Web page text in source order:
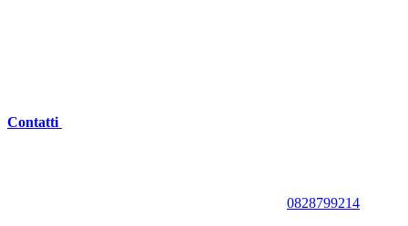
Contatti
0828799214